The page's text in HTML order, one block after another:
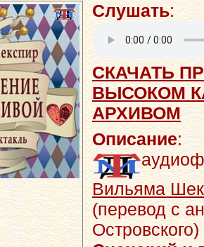
Слушать:
СКАЧАТЬ
ВЫСОКОМ
АРХИВОМ
Описание:
Вильяма
(перевод с
Островского)